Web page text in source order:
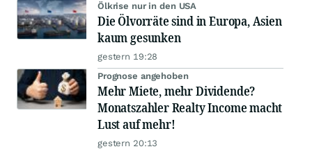
Ölkrise nur in den USA
Die Ölvorräte sind in Europa, Asien
kaum gesunken
gestern 19:28
Prognose angehoben
Mehr Miete, mehr Dividende?
Monatszahler Realty Income macht
Lust auf mehr!
gestern 20:13